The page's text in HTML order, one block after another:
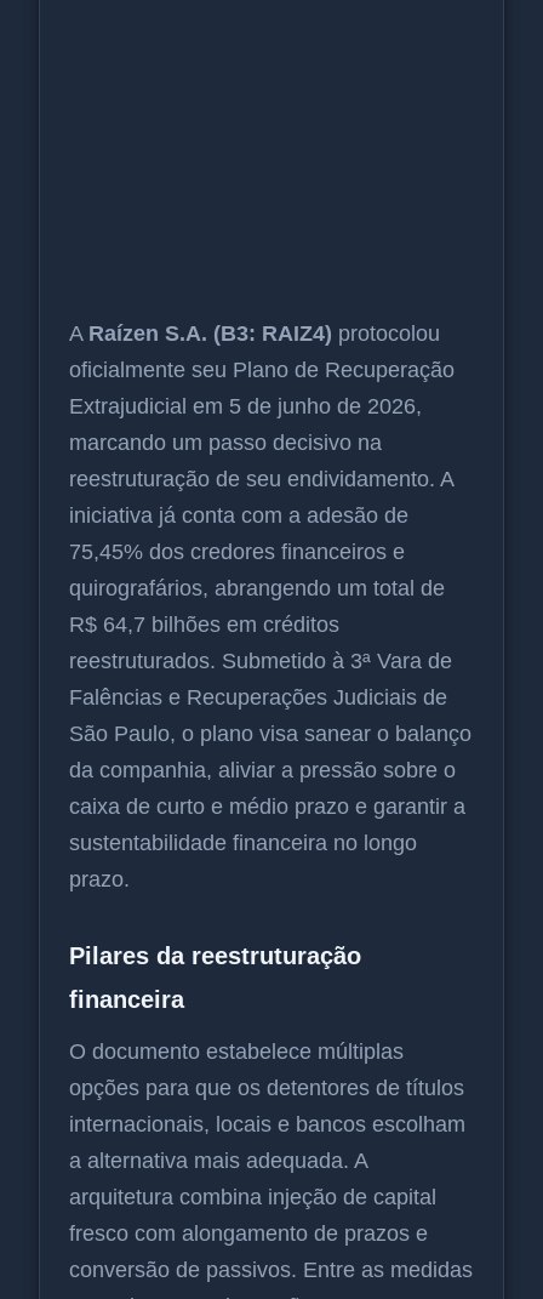
A Raízen S.A. (B3: RAIZ4) protocolou
oficialmente seu Plano de Recuperação
Extrajudicial em 5 de junho de 2026,
marcando um passo decisivo na
reestruturação de seu endividamento. A
iniciativa já conta com a adesão de
75,45% dos credores financeiros e
quirografários, abrangendo um total de
R$ 64,7 bilhões em créditos
reestruturados. Submetido à 3ª Vara de
Falências e Recuperações Judiciais de
São Paulo, o plano visa sanear o balanço
da companhia, aliviar a pressão sobre o
caixa de curto e médio prazo e garantir a
sustentabilidade financeira no longo
prazo.
Pilares da reestruturação
financeira
O documento estabelece múltiplas
opções para que os detentores de títulos
internacionais, locais e bancos escolham
a alternativa mais adequada. A
arquitetura combina injeção de capital
fresco com alongamento de prazos e
conversão de passivos. Entre as medidas